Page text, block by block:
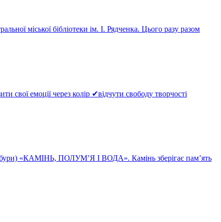
міської бібліотеки ім. І. Рядченка. Цього разу разом
емоції через колір ✔відчути свободу творчості
«КАМІНЬ, ПОЛУМ’Я І ВОДА». Камінь зберігає пам’ять